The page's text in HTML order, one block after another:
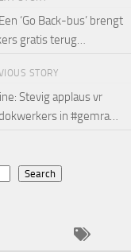
‘Go Back-bus’ brengt
gratis terug…
STORY
Stevig applaus vr
in #gemra…
Search